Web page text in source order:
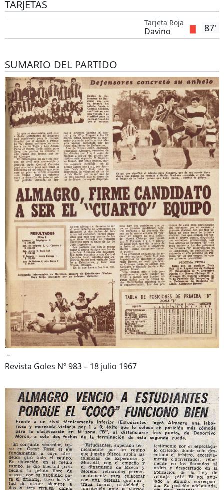
TARJETAS
87'
Tarjeta Roja
Davino
SUMARIO DEL PARTIDO
–
Revista Goles Nº 983 – 18 julio 1967